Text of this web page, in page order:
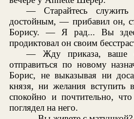
— Старайтесь
достойным, — прибавил он,
Борису. — Я рад... Вы
продиктовал он своим
— Жду приказа, ваше
отправиться по новому
Борис, не выказывая ни
князя, ни желания вступить
спокойно и почтительно,
поглядел на него.